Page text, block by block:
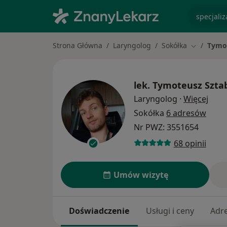
Strona Główna Laryngolog Sokółka Zmień
lek. Tymoteusz
Laryngolog · Więcej
Sokółka 6 adresów
Nr PWZ: 3551654
68 opinii
Umów wizytę
Doświadczenie Usługi i ceny